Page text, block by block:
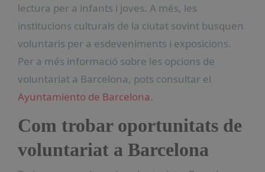
lectura per a infants i joves. A més, les
institucions culturals de la ciutat sovint busquen
voluntaris per a esdeveniments i exposicions.
Per a més informació sobre les opcions de
voluntariat a Barcelona, pots consultar el
Ayuntamiento de Barcelona.
Com trobar oportunitats de
voluntariat a Barcelona